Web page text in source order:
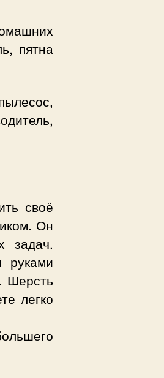
пятна
своё
Он
задач.
руками
Шерсть
легко